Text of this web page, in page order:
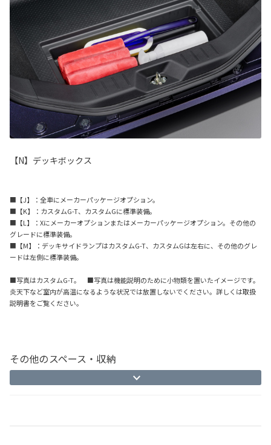
【N】デッキボックス
■【J】：全車にメーカーパッケージオプション。
■【K】：カスタムG-T、カスタムGに標準装備。
■【L】：Xにメーカーオプションまたはメーカーパッケージオプション。その他の
グレードに標準装備。
■【M】：デッキサイドランプはカスタムG-T、カスタムGは左右に、その他のグレ
ードは左側に標準装備。
■写真はカスタムG-T。 ■写真は機能説明のために小物類を置いたイメージです。
炎天下など室内が高温になるような状況では放置しないでください。詳しくは取扱
説明書をご覧ください。
その他のスペース・収納